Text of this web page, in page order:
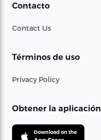
Contacto
Contact Us
Términos de uso
Privacy Policy
Obtener la aplicación
Download on the